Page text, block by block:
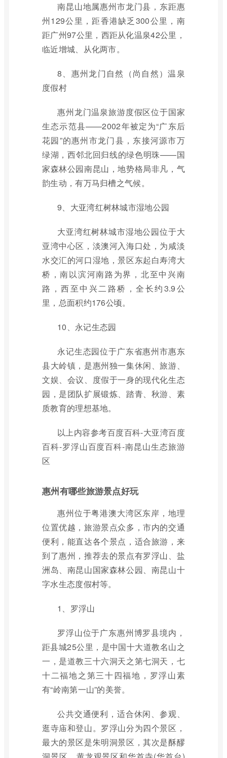
南昆山地属惠州市龙门县，东距惠
州129公里，距香港缺乏300公里，南
距广州97公里，西距从化温泉42公里，
临近增城、从化两市。
8、惠州龙门自然（尚自然）温泉
度假村
惠州龙门温泉旅游度假区位于国家
生态示范县——2002年被定为“广东后
花园”的惠州市龙门县，东接河源市万
绿湖，西邻北回归线的绿色明珠——国
家森林公园南昆山，地势格局非凡，气
韵生动，有万马归槽之气候。
9、大亚湾红树林城市湿地公园
大亚湾红树林城市湿地公园位于大
亚湾中心区，淡澳河入海口处，为咸淡
水交汇的河口湿地，景区东起白寿湾大
桥，南以滨河南路为界，北至中兴南
路，西至中兴二路桥，全长约3.9公
里，总面积约176公顷。
10、永记生态园
永记生态园位于广东省惠州市惠东
县大岭镇，是惠州独一集休闲、旅游、
文娱、会议、度假于一身的现代化生态
园，是团队扩展锻炼、踏青、秋游、素
质教育的理想基地。
以上内容参考百度百科-大亚湾百度
百科-罗浮山百度百科-南昆山生态旅游
区
惠州有哪些旅游景点好玩
惠州位于粤港澳大湾区东岸，地理
位置优越，旅游景点众多，市内的交通
便利，能直达各个景点，适合旅游，来
到了惠州，推荐去的景点有罗浮山、盐
洲岛、南昆山国家森林公园、南昆山十
字水生态度假村等。
1、罗浮山
罗浮山位于广东惠州博罗县境内，
距县城25公里，是中国十大道教名山之
一，是道教三十六洞天之第七洞天，七
十二福地之第三十四福地，罗浮山素
有“岭南第一山”的美誉。
公共交通便利，适合休闲、参观、
逛寺庙和登山。罗浮山分为四个景区，
最大的景区是朱明洞景区，其次是酥醪